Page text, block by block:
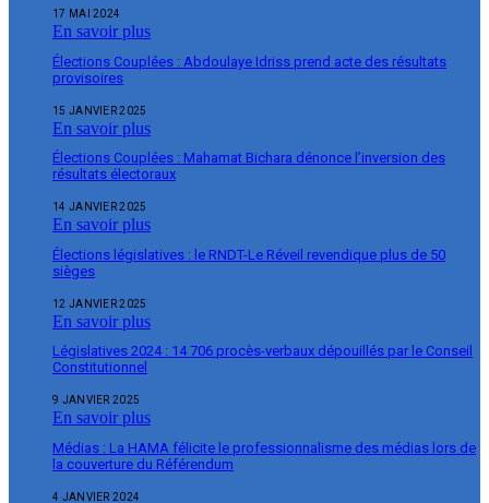
17 MAI 2024
En savoir plus
Élections Couplées : Abdoulaye Idriss prend acte des résultats
provisoires
15 JANVIER 2025
En savoir plus
Élections Couplées : Mahamat Bichara dénonce l’inversion des
résultats électoraux
14 JANVIER 2025
En savoir plus
Élections législatives : le RNDT-Le Réveil revendique plus de 50
sièges
12 JANVIER 2025
En savoir plus
Législatives 2024 : 14 706 procès-verbaux dépouillés par le Conseil
Constitutionnel
9 JANVIER 2025
En savoir plus
Médias : La HAMA félicite le professionnalisme des médias lors de
la couverture du Référendum
4 JANVIER 2024